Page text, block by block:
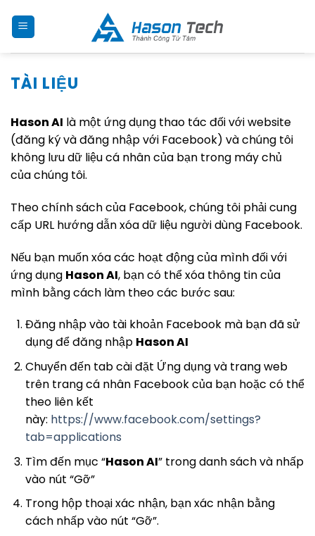
content
TÀI LIỆU
Hason AI là một ứng dụng thao tác đối với website
(đăng ký và đăng nhập với Facebook) và chúng tôi
không lưu dữ liệu cá nhân của bạn trong máy chủ
của chúng tôi.
Theo chính sách của Facebook, chúng tôi phải cung
cấp URL hướng dẫn xóa dữ liệu người dùng Facebook.
Nếu bạn muốn xóa các hoạt động của mình đối với
ứng dụng Hason AI, bạn có thể xóa thông tin của
mình bằng cách làm theo các bước sau:
Đăng nhập vào tài khoản Facebook mà bạn đã sử
dụng để đăng nhập Hason AI
Chuyển đến tab cài đặt Ứng dụng và trang web
trên trang cá nhân Facebook của bạn hoặc có thể
theo liên kết
này: https://www.facebook.com/settings?
tab=applications
Tìm đến mục “Hason AI” trong danh sách và nhấp
vào nút “Gỡ”
Trong hộp thoại xác nhận, bạn xác nhận bằng
cách nhấp vào nút “Gỡ”.